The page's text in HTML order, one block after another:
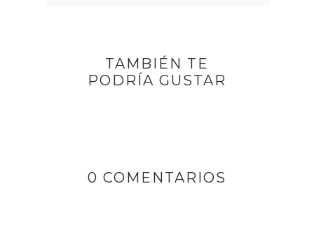
TAMBIÉN TE
PODRÍA GUSTAR
0 COMENTARIOS